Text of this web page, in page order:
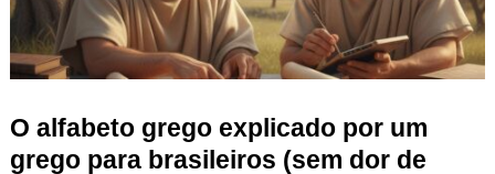
O alfabeto grego explicado por um
grego para brasileiros (sem dor de